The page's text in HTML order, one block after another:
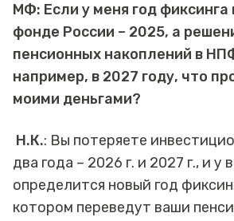
МФ: Если у меня год
фонде России – 2025, а
пенсионных накоплений в
например, в 2027 году, что
моими деньгами?
Н.К.: Вы потеряете
два года – 2026 г. и 2027 г., и у
определится новый год
котором переведут ваши